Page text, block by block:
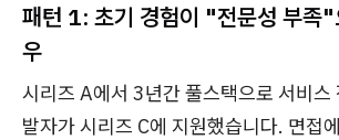
패턴 1: 초기 경험이 "전문성 부족"
우
시리즈 A에서 3년간 풀스택으로 서비스
발자가 시리즈 C에 지원했습니다. 면접